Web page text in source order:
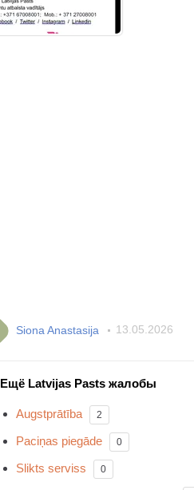
Siona Anastasija 13.05.2026
Ещё Latvijas Pasts жалобы
Augstprātība 2
Paciņas piegāde 0
Slikts serviss 0